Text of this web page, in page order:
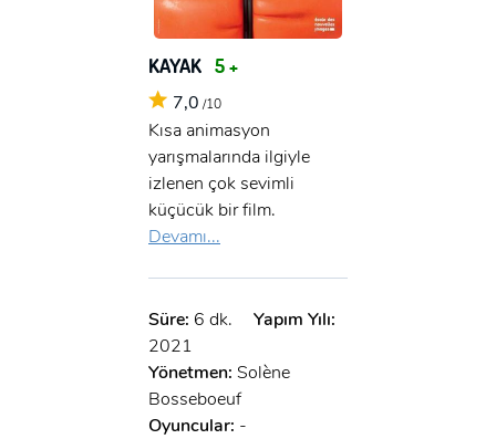
KAYAK 5 +
7,0 /10
Kısa animasyon
yarışmalarında ilgiyle
izlenen çok sevimli
küçücük bir film.
Devamı...
Süre: 6 dk.
Yapım Yılı:
2021
Yönetmen: Solène
Bosseboeuf
Oyuncular: -